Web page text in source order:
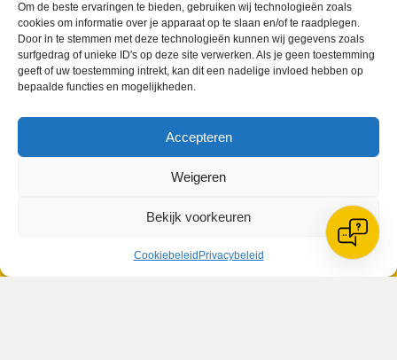
Om de beste ervaringen te bieden, gebruiken wij technologieën zoals
cookies om informatie over je apparaat op te slaan en/of te raadplegen.
Door in te stemmen met deze technologieën kunnen wij gegevens zoals
surfgedrag of unieke ID's op deze site verwerken. Als je geen toestemming
geeft of uw toestemming intrekt, kan dit een nadelige invloed hebben op
bepaalde functies en mogelijkheden.
Accepteren
Weigeren
Bekijk voorkeuren
Cookiebeleid Privacybeleid
VV Reiger Boys
De Wending, Lotte Beesedijk 1
Reglementen
Belangrijke gegevens